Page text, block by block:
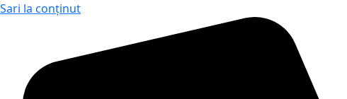
Sari la conținut